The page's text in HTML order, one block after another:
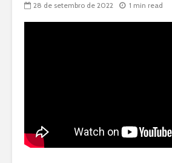
28 de setembro de 2022 1 min read